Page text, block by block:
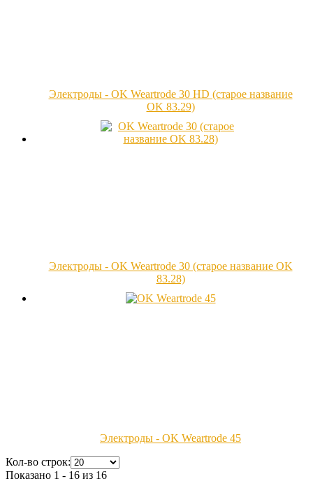
Электроды - OK Weartrode 30 HD (старое название
OK 83.29)
Электроды - OK Weartrode 30 (старое название OK
83.28)
Электроды - OK Weartrode 45
Кол-во строк:
Показано 1 - 16 из 16